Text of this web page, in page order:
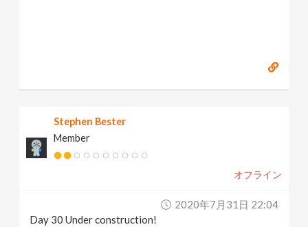
Stephen Bester
Member
オフライン
2020年7月31日 22:04
Day 30 Under construction!